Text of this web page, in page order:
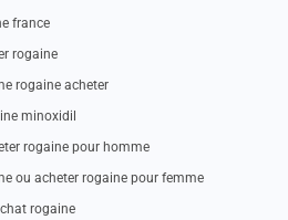
france
rogaine
rogaine acheter
minoxidil
rogaine pour homme
ou acheter rogaine pour femme
rogaine